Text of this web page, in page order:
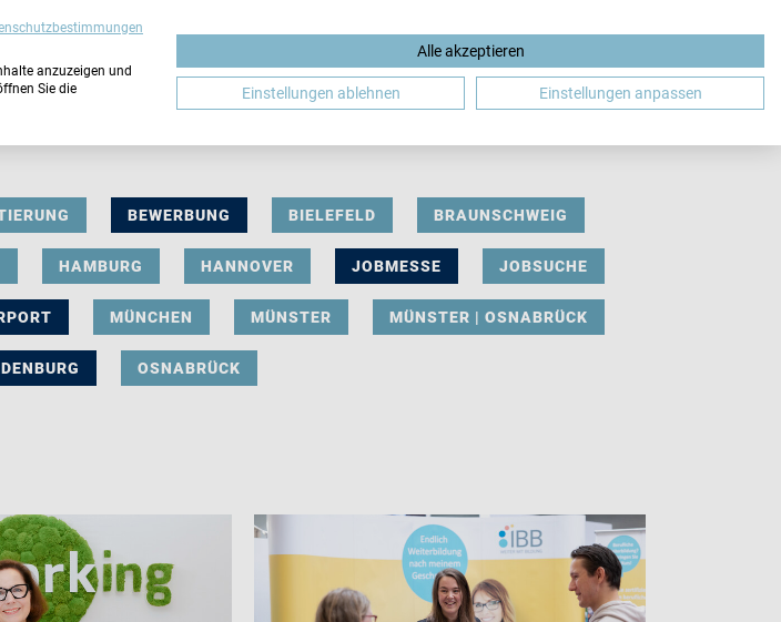
DE
BEWERBUNG BIELEFELD BRAUNSCHWEIG
HAMBURG HANNOVER JOBMESSE JOBSUCHE
MÜNCHEN MÜNSTER MÜNSTER | OSNABRÜCK
OSNABRÜCK
anzuzeigen und
Sie die
Alle akzeptieren
Einstellungen ablehnen Einstellungen anpassen